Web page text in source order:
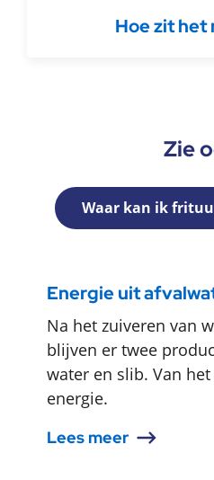
Hoe zit het
Zie
Waar kan ik
Energie uit
Na het zuiveren van
blijven er twee
water en slib. Van
energie.
Lees meer